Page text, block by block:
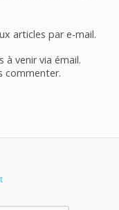
articles par e-mail.
venir via émail.
commenter.